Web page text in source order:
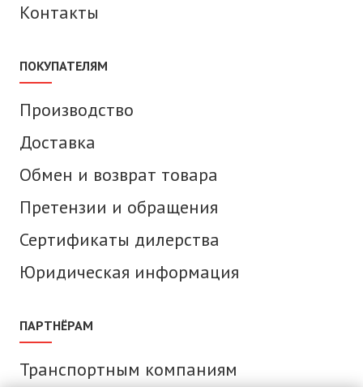
Контакты
ПОКУПАТЕЛЯМ
Производство
Доставка
Обмен и возврат товара
Претензии и обращения
Сертификаты дилерства
Юридическая информация
ПАРТНЁРАМ
Транспортным компаниям